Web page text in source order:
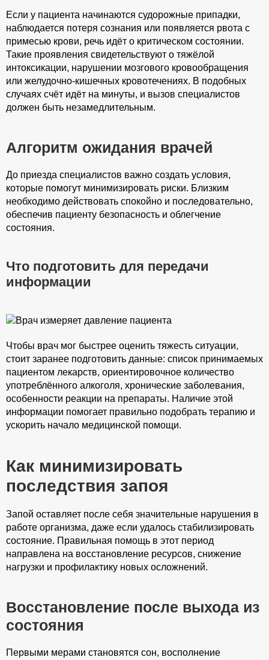
Если у пациента начинаются судорожные припадки,
наблюдается потеря сознания или появляется рвота с
примесью крови, речь идёт о критическом состоянии.
Такие проявления свидетельствуют о тяжёлой
интоксикации, нарушении мозгового кровообращения
или желудочно-кишечных кровотечениях. В подобных
случаях счёт идёт на минуты, и вызов специалистов
должен быть незамедлительным.
Алгоритм ожидания врачей
До приезда специалистов важно создать условия,
которые помогут минимизировать риски. Близким
необходимо действовать спокойно и последовательно,
обеспечив пациенту безопасность и облегчение
состояния.
Что подготовить для передачи
информации
Чтобы врач мог быстрее оценить тяжесть ситуации,
стоит заранее подготовить данные: список принимаемых
пациентом лекарств, ориентировочное количество
употреблённого алкоголя, хронические заболевания,
особенности реакции на препараты. Наличие этой
информации помогает правильно подобрать терапию и
ускорить начало медицинской помощи.
Как минимизировать
последствия запоя
Запой оставляет после себя значительные нарушения в
работе организма, даже если удалось стабилизировать
состояние. Правильная помощь в этот период
направлена на восстановление ресурсов, снижение
нагрузки и профилактику новых осложнений.
Восстановление после выхода из
состояния
Первыми мерами становятся сон, восполнение